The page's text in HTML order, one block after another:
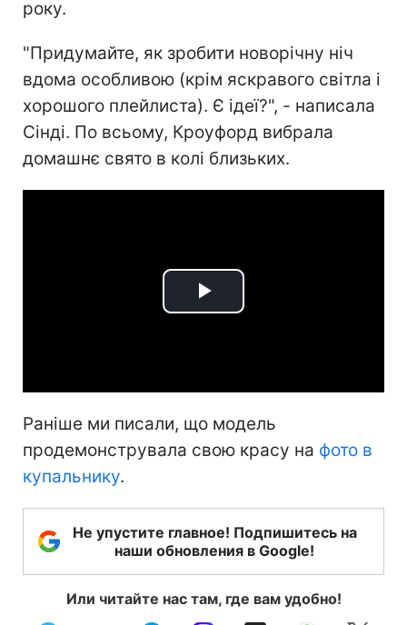
року.
"Придумайте, як зробити новорічну ніч
вдома особливою (крім яскравого світла і
хорошого плейлиста). Є ідеї?", - написала
Сінді. По всьому, Кроуфорд вибрала
домашнє свято в колі близьких.
Play
Раніше ми писали, що модель
продемонструвала свою красу на фото в
купальнику.
Не упустите главное! Подпишитесь на
наши обновления в Google!
Или читайте нас там, где вам удобно!